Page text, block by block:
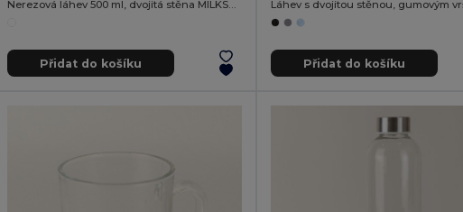
Nerezová láhev 500 ml, dvojitá stěna MILKSHAKE
Přidat do košíku Přidat do košíku